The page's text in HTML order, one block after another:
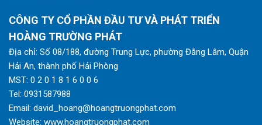
CÔNG TY CỔ PHẦN ĐẦU TƯ VÀ PHÁT TRIỂN
HOÀNG TRƯỜNG PHÁT
Địa chỉ: Số 08/188, đường Trung Lực, phường Đằng Lâm, Quận
Hải An, thành phố Hải Phòng
MST: 0 2 0 1 8 1 6 0 0 6
Tel: 0931587988
Email: david_hoang@hoangtruongphat.com
Website: www.hoangtruongphat.com